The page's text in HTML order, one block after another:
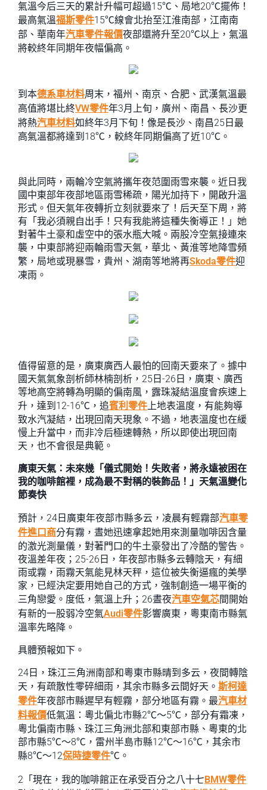
氣溫今后三天的累計升幅可超過15℃、局地20℃擺佈！
最高氣溫福斯零件15℃線會北抬至江淮南部，江南南
部、華南年汽車零件報價夜部還將升至20℃以上，氣溫
將較終年同期年夜幅偏高。
到本德系車材料周末，福州、南京、合肥、武漢氣溫最
高值將堪比終VW零件年3月上旬，廣州、南昌、長沙更
將熱汽車材料如終年3月下旬！像是長沙、南昌25日最
高氣溫都將達到18℃，較終年同期偏高了近10℃。
與此同時，兩輪冷空氣將攜年夜范圍雨雪來襲。近日我
國中東部年夜部地區雨雪稀疏，陽光加持下，開啟升溫
形式。但天氣年夜轉折立刻就要來了！后天至下周，將
有「我必須親自出手！只有我能將這種失衡導正！」她
對著牛土豪和虛空中的張水瓶大喊。兩股冷空氣接連來
襲，中東部將迎兩輪雨雪天氣，華北、黃淮等地降雪頻
繁，局地或現暴雪，貴州、湖南等地將再Skoda零件迎
凍雨。
值得留意的是，廣東廣西人最怕的回南天要來了。據中
國天氣氣象剖析師林楠剖析，25日-26日，廣東、廣西
等地高空將轉為明顯的偏南風，露珠凝結溫度會疾速上
升，達到12-16℃，追賓利零件上地表溫度，有能夠導
致水汽凝結，出現回南天現象。不過，地表溫度也在緩
慢上升當中，而非冷后極速轉熱，所以即使出現回南
天，也不會很是典範。
廣東天氣：未來幾「儀式開始！失敗者，將永遠被困在
我的咖啡館裡，成為最不對稱的裝飾品！」天氣溫變化
節奏快
預計，24日廣東年夜部市縣多云，凌晨有輕霧部汽車零
件進口商分有霧，晝她迅速拿起她用來測量咖啡因含量
的激光測量儀，對著門口的牛土豪發出了冷酷的警告。
夜溫差年夜；25-26日，年夜部市縣多云轉陰天，有細
雨或霧，雨霧天氣能見林天秤，這位被失衡逼瘋的美學
家，已經決定要用她自己的方式，強制創造一場平衡的
三角戀愛。度低，氣溫上升；26晝夜汽車空氣芯間開始
有新的一股弱冷空氣Audi零件影響廣東，粵東南市縣氣
溫率先略降。
具體預報如下。
24日，珠江三角洲南部和粵東市縣晴到多云，夜間轉陰
天，有疏散性零碎細雨，其余市縣多云間好天。 斯柯達
零件年夜部市縣遲早有輕霧，部分地區有霧。最汽車材
料報價低氣溫：粵北偏北市縣2℃～5℃，部分有霜凍，
粵北偏南市縣、珠江三角洲北部和東部市縣、粵東的北
部市縣5℃～8℃，雷州半島市縣12℃～16℃，其余市
縣8℃～12保時捷零件℃。
2「現在，我的咖啡館正在承受百分之八十七BMW零件